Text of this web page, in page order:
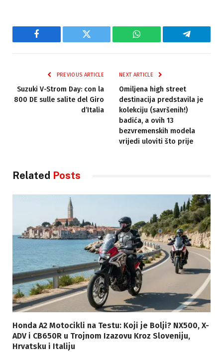
Facebook Twitter WhatsApp Telegram
PREVIOUS ARTICLE
Suzuki V-Strom Day: con la
800 DE sulle salite del Giro
d’Italia
NEXT ARTICLE
Omiljena high street
destinacija predstavila je
kolekciju (savršenih!)
badića, a ovih 13
bezvremenskih modela
vrijedi uloviti što prije
Related Posts
Honda A2 Motocikli na Testu: Koji je Bolji? NX500, X-
ADV i CB650R u Trojnom Izazovu Kroz Sloveniju,
Hrvatsku i Italiju